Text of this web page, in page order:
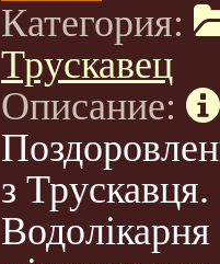
Категория:
Трускавец
Описание:
з Трускавця.
Водолікарня